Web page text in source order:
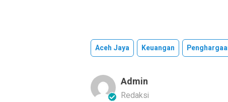
Aceh Jaya Keuangan
Admin
Redaksi